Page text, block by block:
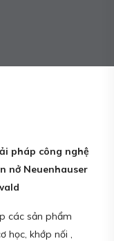
pháp công nghệ
nở Neuenhauser
các sản phẩm
học, khớp nối ,